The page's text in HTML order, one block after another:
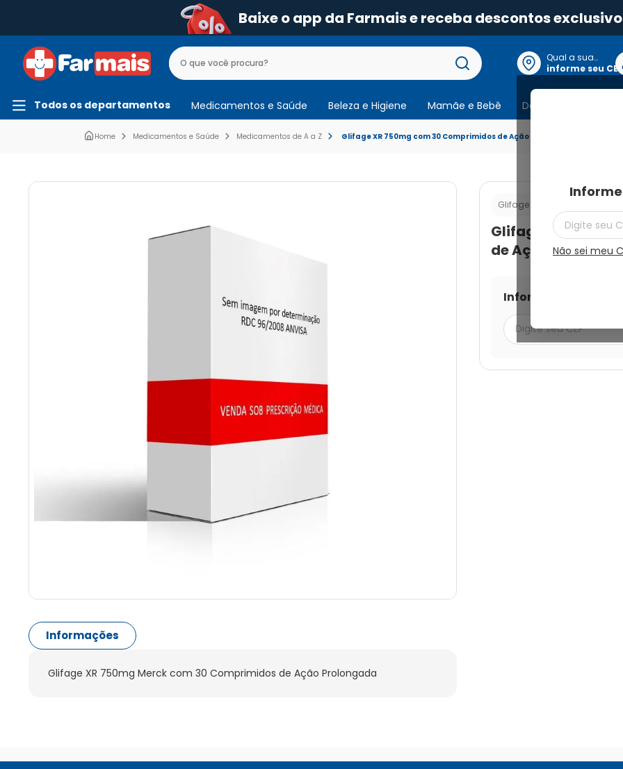
Baixe o app da Farmais e receba descontos
Qual a sua
localização?
informe seu CEP
Não sei meu
Todos os departamentos Medicamentos e Saúde Beleza e Higiene Mamãe e Bebê Dermocosmeticos
Medicamentos e Saúde Medicamentos de A a Z Glifage XR 750mg com 30 Comprimidos de Ação Prolongada
Informações
Glifage XR 750mg Merck com 30 Comprimidos de Ação Prolongada
Glifage
Glifage XR
de Ação
Informe seu CEP